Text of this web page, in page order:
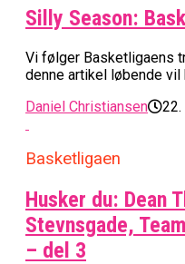
Silly Season:
Vi følger Basketligaens
denne artikel løbende
Daniel Christiansen
Basketligaen
Husker du: Dean
Stevnsgade,
– del 3